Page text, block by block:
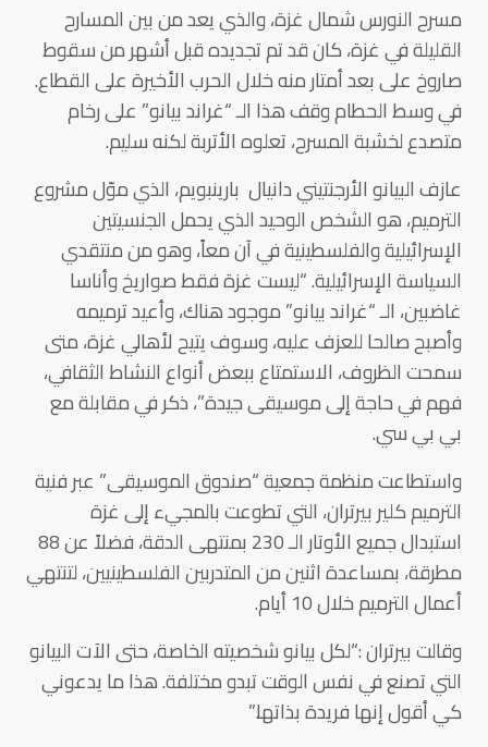
مسرح النورس شمال غزة، والذي يعد من بين المسارح
القليلة في غزة، كان قد تم تجديده قبل أشهر من سقوط
صاروخ على بعد أمتار منه خلال الحرب الأخيرة على القطاع.
في وسط الحطام وقف هذا الـ “غراند بيانو” على رخام
متصدع لخشبة المسرح، تعلوه الأتربة لكنه سليم.
عازف البيانو الأرجنتيني دانيال بارينبويم، الذي موّل مشروع
الترميم، هو الشخص الوحيد الذي يحمل الجنسيتين
الإسرائيلية والفلسطينية في آن معاً، وهو من منتقدي
السياسة الإسرائيلية. “ليست غزة فقط صواريخ وأناسا
غاضبين، الـ “غراند بيانو” موجود هناك، وأعيد ترميمه
وأصبح صالحا للعزف عليه، وسوف يتيح لأهالي غزة، متى
سمحت الظروف، الاستمتاع ببعض أنواع النشاط الثقافي،
فهم في حاجة إلى موسيقى جيدة”، ذكر في مقابلة مع
بي بي سي.
واستطاعت منظمة جمعية “صندوق الموسيقى” عبر فنية
الترميم كلير بيرتران، التي تطوعت بالمجيء إلى غزة
استبدال جميع الأوتار الـ 230 بمنتهى الدقة، فضلاً عن 88
مطرقة، بمساعدة اثنين من المتدربين الفلسطينيين، لتنتهي
أعمال الترميم خلال 10 أيام.
وقالت بيرتران :“لكل بيانو شخصيته الخاصة، حتى الآت البيانو
التي تصنع في نفس الوقت تبدو مختلفة. هذا ما يدعوني
كي أقول إنها فريدة بذاتها.”